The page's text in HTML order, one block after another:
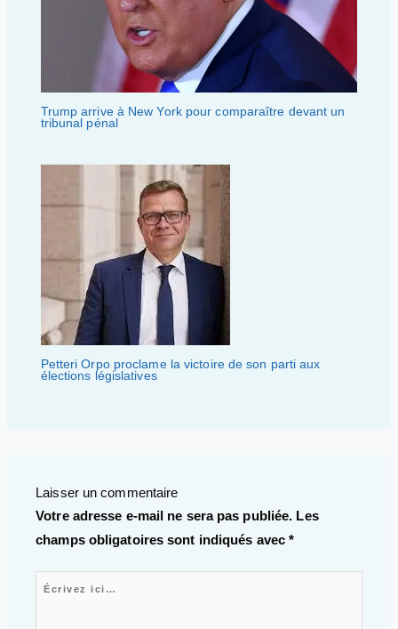
Trump arrive à New York pour comparaître devant un
tribunal pénal
Petteri Orpo proclame la victoire de son parti aux
élections législatives
Laisser un commentaire
Votre adresse e-mail ne sera pas publiée. Les
champs obligatoires sont indiqués avec*